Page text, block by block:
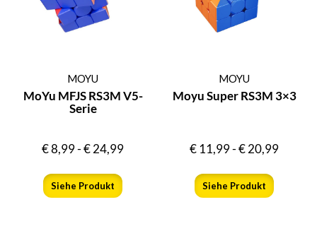
MOYU
MoYu MFJS RS3M V5-
Serie
€8,99-€24,99
Siehe Produkt
MOYU
Moyu Super RS3M 3×3
€11,99-€20,99
Siehe Produkt